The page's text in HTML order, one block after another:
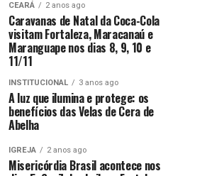
CEARÁ 2 anos ago
Caravanas de Natal da Coca-Cola
visitam Fortaleza, Maracanaú e
Maranguape nos dias 8, 9, 10 e
11/11
INSTITUCIONAL 3 anos ago
A luz que ilumina e protege: os
benefícios das Velas de Cera de
Abelha
IGREJA 2 anos ago
Misericórdia Brasil acontece nos